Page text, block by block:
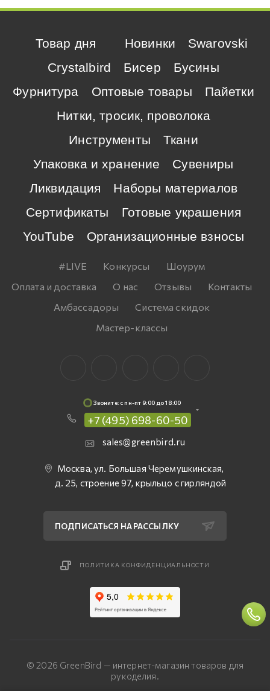
Товар дня Новинки
Swarovski
Crystalbird
Бисер
Бусины
Фурнитура
Оптовые товары
Пайетки
Нитки, тросик, проволока
Инструменты
Ткани
Упаковка и хранение
Сувениры
Ликвидация
Наборы материалов
Сертификаты
Готовые украшения
YouTube
Организационные взносы
#LIVE Конкурсы
Шоурум
Оплата и доставка
О нас Отзывы
Контакты
Амбассадоры
Система скидок
Мастер-классы
Звоните: c пн-пт 9:00 до 18:00
+7 (495) 698-60-50
sales@greenbird.ru
Москва, ул. Большая Черемушкинская,
д. 25, строение 97, крыльцо с гирляндой
ПОДПИСАТЬСЯ НА РАССЫЛКУ
ПОЛИТИКА КОНФИДЕНЦИАЛЬНОСТИ
© 2026 GreenBird — интернет-магазин товаров для
рукоделия.